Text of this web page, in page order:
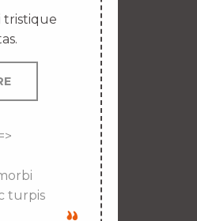
tristique
turpis